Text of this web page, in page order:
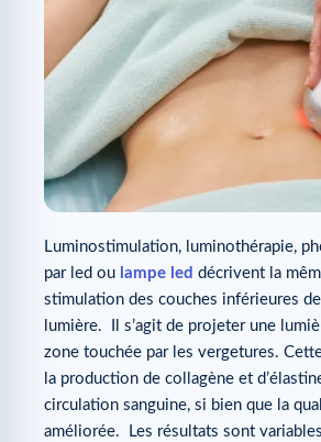
Luminostimulation, luminothérapie,
par led ou lampe led décrivent la
stimulation des couches inférieures
lumière. Il s’agit de projeter une
zone touchée par les vergetures.
la production de collagène et
circulation sanguine, si bien que la
améliorée. Les résultats sont